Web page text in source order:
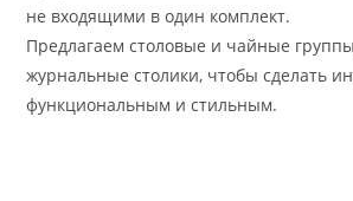
не входящими в один комплект.
Предлагаем столовые и чайные
журнальные столики, чтобы сделать
функциональным и стильным.